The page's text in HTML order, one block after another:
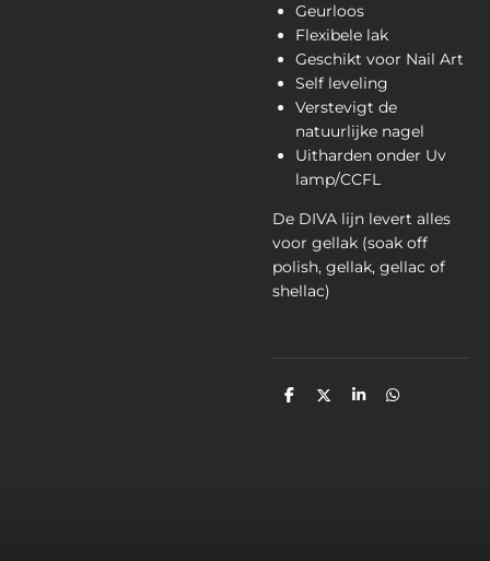
Geurloos
Flexibele lak
Geschikt voor Nail Art
Self leveling
Verstevigt de
natuurlijke nagel
Uitharden onder Uv
lamp/CCFL
De DIVA lijn levert alles
voor gellak (soak off
polish, gellak, gellac of
shellac)
D
D
S
D